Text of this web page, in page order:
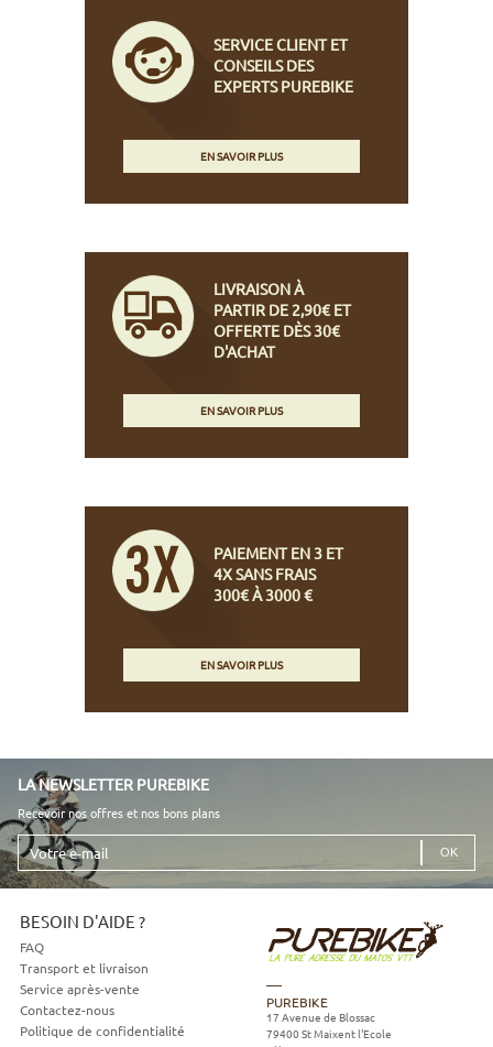
SERVICE CLIENT ET
CONSEILS DES
EXPERTS PUREBIKE
EN SAVOIR PLUS
LIVRAISON À
PARTIR DE 2,90€ ET
OFFERTE DÈS 30€
D'ACHAT
EN SAVOIR PLUS
PAIEMENT EN 3 ET
4X SANS FRAIS
300€ À 3000 €
EN SAVOIR PLUS
LA NEWSLETTER PUREBIKE
Recevoir nos offres et nos bons plans
Votre
e-
mail
BESOIN D'AIDE ?
FAQ
Transport et livraison
Service après-vente
Contactez-nous
Politique de confidentialité
PUREBIKE
17 Avenue de Blossac
79400 St Maixent l'Ecole